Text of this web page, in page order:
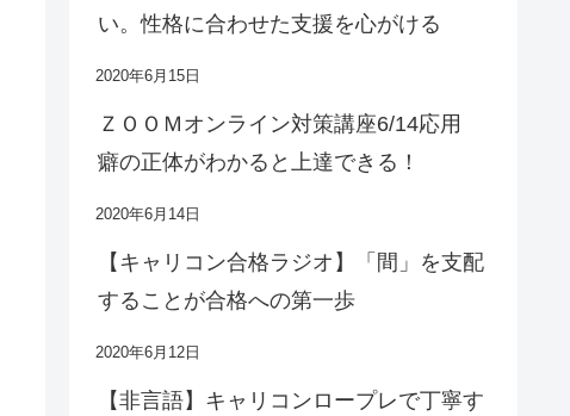
い。性格に合わせた支援を心がける
2020年6月15日
ＺＯＯＭオンライン対策講座6/14応用
癖の正体がわかると上達できる！
2020年6月14日
【キャリコン合格ラジオ】「間」を支配
することが合格への第一歩
2020年6月12日
【非言語】キャリコンロープレで丁寧す